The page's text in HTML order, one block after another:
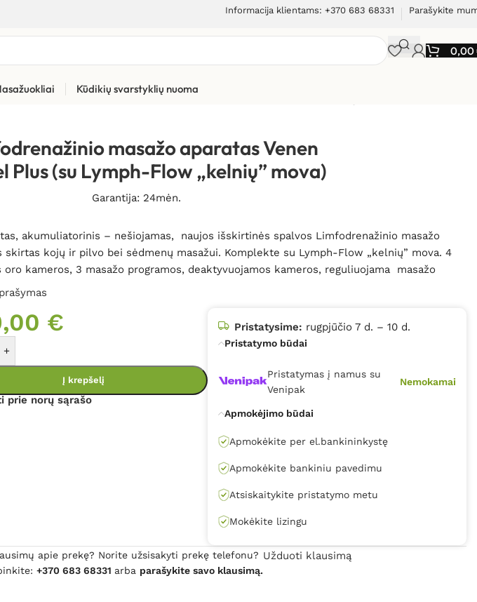
Informacija klientams: +370 683 68331 Parašykite
0,00
Kūdikių svarstyklių nuoma
masažo aparatas Venen Engel Plus (su Lymph-Flow “kelnių” mova)
masažo aparatas Venen
Plus (su Lymph-Flow „kelnių” mova)
Garantija: 24mėn.
akumuliatorinis – nešiojamas, naujos išskirtinės spalvos Limfodrenažinio masažo
skirtas kojų ir pilvo bei sėdmenų masažui. Komplekte su Lymph-Flow „kelnių” mova. 4
oro kameros, 3 masažo programos, deaktyvuojamos kameros, reguliuojama masažo
€
+
Į krepšelį
prie norų sąrašo
Pristatysime: rugpjūčio 7 d. – 10 d.
Pristatymo būdai
Pristatymas į namus su
Venipak
Nemokamai
Apmokėjimo būdai
Apmokėkite per el.bankininkystę
Apmokėkite bankiniu pavedimu
Atsiskaitykite pristatymo metu
Mokėkite lizingu
apie prekę? Norite užsisakyti prekę telefonu?
+370 683 68331 arba parašykite savo klausimą.
Užduoti klausimą